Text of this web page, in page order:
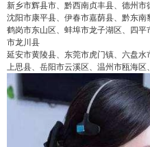
新乡市辉县市、黔西南贞丰县、德州市
沈阳市康平县、伊春市嘉荫县、黔东南
鹤岗市东山区、蚌埠市龙子湖区、四
市龙川县
延安市黄陵县、东莞市虎门镇、六盘
上思县、岳阳市云溪区、温州市瓯海区